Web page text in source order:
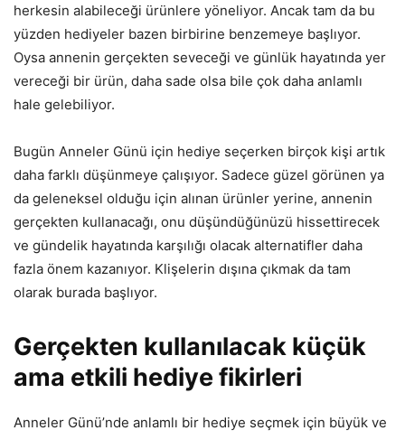
herkesin alabileceği ürünlere yöneliyor. Ancak tam da bu
yüzden hediyeler bazen birbirine benzemeye başlıyor.
Oysa annenin gerçekten seveceği ve günlük hayatında yer
vereceği bir ürün, daha sade olsa bile çok daha anlamlı
hale gelebiliyor.
Bugün Anneler Günü için hediye seçerken birçok kişi artık
daha farklı düşünmeye çalışıyor. Sadece güzel görünen ya
da geleneksel olduğu için alınan ürünler yerine, annenin
gerçekten kullanacağı, onu düşündüğünüzü hissettirecek
ve gündelik hayatında karşılığı olacak alternatifler daha
fazla önem kazanıyor. Klişelerin dışına çıkmak da tam
olarak burada başlıyor.
Gerçekten kullanılacak küçük
ama etkili hediye fikirleri
Anneler Günü’nde anlamlı bir hediye seçmek için büyük ve